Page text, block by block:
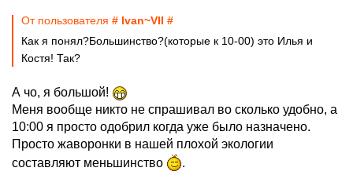
От пользователя # Ivan~VII #
Как я понял?Большинство?(которые к 10-00) это Илья и
Костя! Так?
А чо, я большой!
Меня вообще никто не спрашивал во сколько удобно, а
10:00 я просто одобрил когда уже было назначено.
Просто жаворонки в нашей плохой экологии
составляют меньшинство
.